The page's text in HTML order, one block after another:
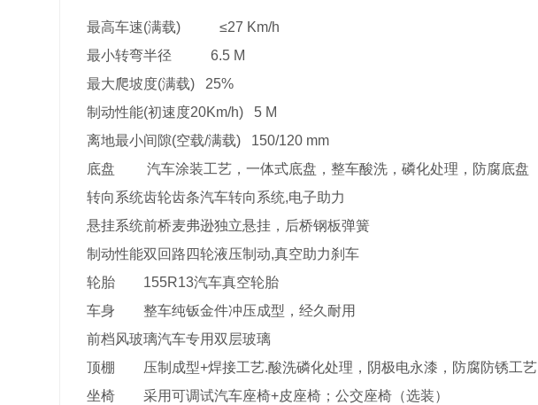
最高车速(满载) ≤27 Km/h
最小转弯半径 6.5 M
最大爬坡度(满载) 25%
制动性能(初速度20Km/h) 5 M
离地最小间隙(空载/满载) 150/120 mm
底盘 汽车涂装工艺，一体式底盘，整车酸洗，磷化处理，防腐底盘
转向系统齿轮齿条汽车转向系统,电子助力
悬挂系统前桥麦弗逊独立悬挂，后桥钢板弹簧
制动性能双回路四轮液压制动,真空助力刹车
轮胎 155R13汽车真空轮胎
车身 整车纯钣金件冲压成型，经久耐用
前档风玻璃汽车专用双层玻璃
顶棚
压制成型+焊接工艺.酸洗磷化处理，阴极电永漆，防腐防锈工艺
坐椅 采用可调试汽车座椅+皮座椅；公交座椅（选装）